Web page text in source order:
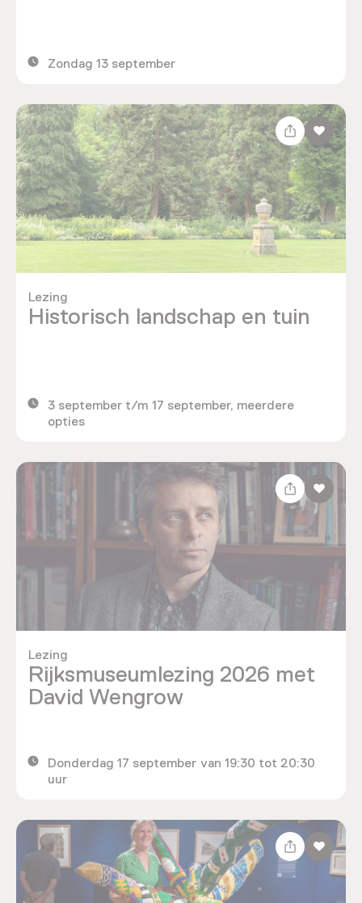
Zondag 13 september
Historisch landschap en tuin
Lezing
3 september t/m 17 september, meerdere
opties
Rijksmuseumlezing 2026 met
David Wengrow
Lezing
Donderdag 17 september van 19:30 tot 20:30
uur